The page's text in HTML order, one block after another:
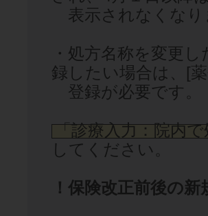
表示されなくなり
・処方名称を変更
録したい場合は、[
登録が必要です。
「診療入力：院内
してください。
！保険改正前後の